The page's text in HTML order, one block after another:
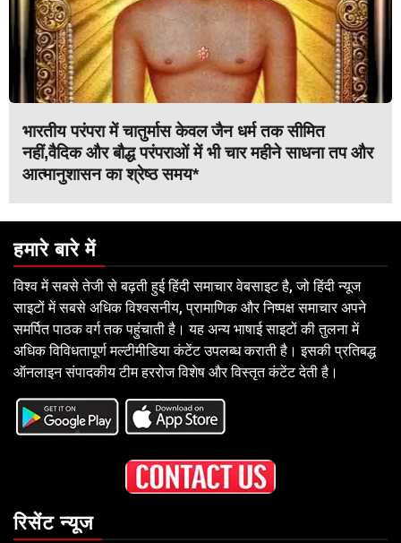
भारतीय परंपरा में चातुर्मास केवल जैन धर्म तक सीमित
नहीं,वैदिक और बौद्ध परंपराओं में भी चार महीने साधना तप और
आत्मानुशासन का श्रेष्ठ समय*
हमारे बारे में
विश्व में सबसे तेजी से बढ़ती हुई हिंदी समाचार वेबसाइट है, जो हिंदी न्यूज
साइटों में सबसे अधिक विश्वसनीय, प्रामाणिक और निष्पक्ष समाचार अपने
समर्पित पाठक वर्ग तक पहुंचाती है। यह अन्य भाषाई साइटों की तुलना में
अधिक विविधतापूर्ण मल्टीमीडिया कंटेंट उपलब्ध कराती है। इसकी प्रतिबद्ध
ऑनलाइन संपादकीय टीम हररोज विशेष और विस्तृत कंटेंट देती है।
रिसेंट न्यूज